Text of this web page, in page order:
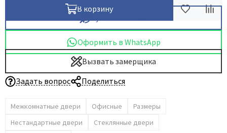
В корзину
Оформить в WhatsApp
Вызвать замерщика
Задать вопрос
Поделиться
Межкомнатные двери Офисные
Размеры
Нестандартные двери
Стеклянные двери